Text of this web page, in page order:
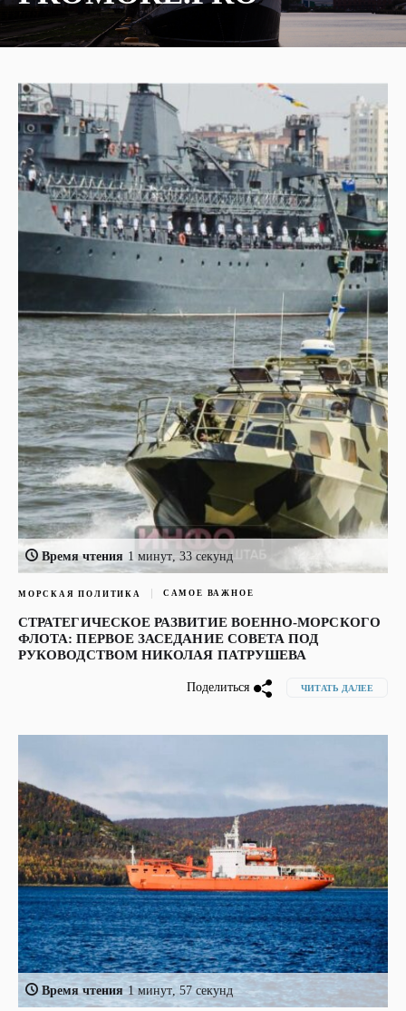
Время чтения 1 минут, 33 секунд
МОРСКАЯ ПОЛИТИКА САМОЕ ВАЖНОЕ
СТРАТЕГИЧЕСКОЕ РАЗВИТИЕ ВОЕННО-МОРСКОГО
ФЛОТА: ПЕРВОЕ ЗАСЕДАНИЕ СОВЕТА ПОД
РУКОВОДСТВОМ НИКОЛАЯ ПАТРУШЕВА
Поделиться ЧИТАТЬ ДАЛЕЕ
Время чтения 1 минут, 57 секунд